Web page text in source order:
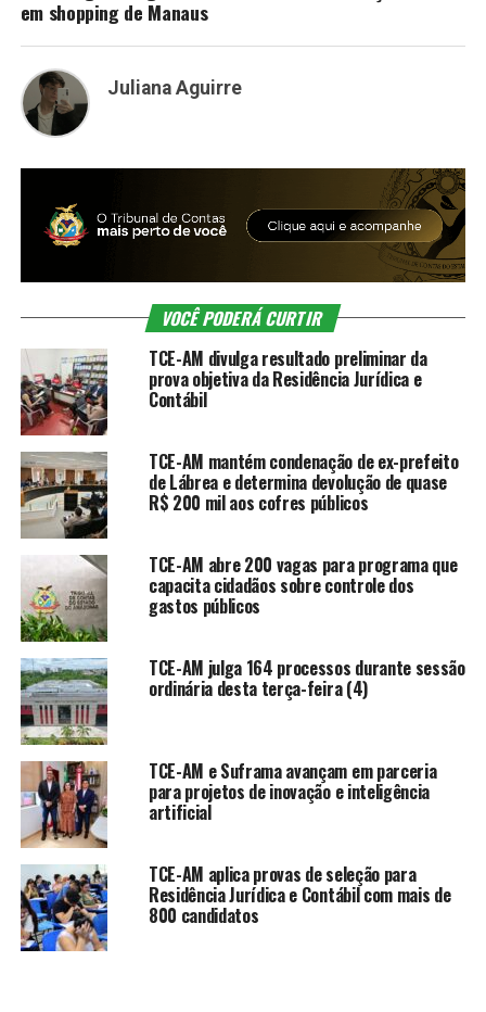
em shopping de Manaus
Juliana Aguirre
VOCÊ PODERÁ CURTIR
TCE-AM divulga resultado preliminar da
prova objetiva da Residência Jurídica e
Contábil
TCE-AM mantém condenação de ex-prefeito
de Lábrea e determina devolução de quase
R$ 200 mil aos cofres públicos
TCE-AM abre 200 vagas para programa que
capacita cidadãos sobre controle dos
gastos públicos
TCE-AM julga 164 processos durante sessão
ordinária desta terça-feira (4)
TCE-AM e Suframa avançam em parceria
para projetos de inovação e inteligência
artificial
TCE-AM aplica provas de seleção para
Residência Jurídica e Contábil com mais de
800 candidatos